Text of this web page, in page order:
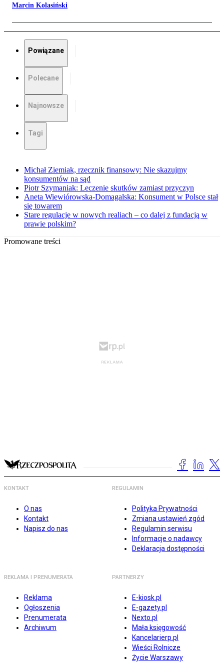
Marcin Kolasiński
Powiązane
Polecane
Najnowsze
Tagi
Michał Ziemiak, rzecznik finansowy: Nie skazujmy
konsumentów na sąd
Piotr Szymaniak: Leczenie skutków zamiast przyczyn
Aneta Wiewiórowska-Domagalska: Konsument w Polsce stał
się towarem
Stare regulacje w nowych realiach – co dalej z fundacją w
prawie polskim?
Promowane treści
KONTAKT
O nas
Kontakt
Napisz do nas
REGULAMIN
Polityka Prywatności
Zmiana ustawień zgód
Regulamin serwisu
Informacje o nadawcy
Deklaracja dostępności
REKLAMA I PRENUMERATA
Reklama
Ogłoszenia
Prenumerata
Archiwum
PARTNERZY
E-kiosk.pl
E-gazety.pl
Nexto.pl
Mała księgowość
Kancelarierp.pl
Wieści Rolnicze
Życie Warszawy